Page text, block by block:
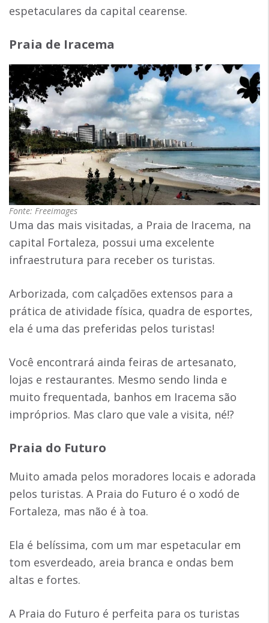
espetaculares da capital cearense.
Praia de Iracema
Fonte: Freeimages
Uma das mais visitadas, a Praia de Iracema, na
capital Fortaleza, possui uma excelente
infraestrutura para receber os turistas.
Arborizada, com calçadões extensos para a
prática de atividade física, quadra de esportes,
ela é uma das preferidas pelos turistas!
Você encontrará ainda feiras de artesanato,
lojas e restaurantes. Mesmo sendo linda e
muito frequentada, banhos em Iracema são
impróprios. Mas claro que vale a visita, né!?
Praia do Futuro
Muito amada pelos moradores locais e adorada
pelos turistas. A Praia do Futuro é o xodó de
Fortaleza, mas não é à toa.
Ela é belíssima, com um mar espetacular em
tom esverdeado, areia branca e ondas bem
altas e fortes.
A Praia do Futuro é perfeita para os turistas